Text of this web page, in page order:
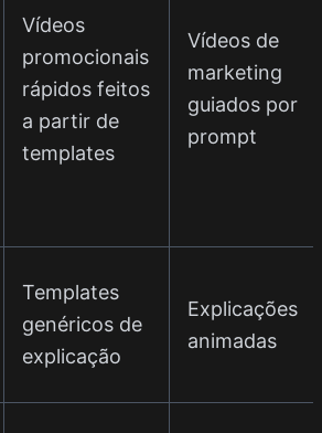
Vídeos
promocionais
rápidos feitos
a partir de
templates
Vídeos de
marketing
guiados por
prompt
Templates
genéricos de
explicação
Explicações
animadas